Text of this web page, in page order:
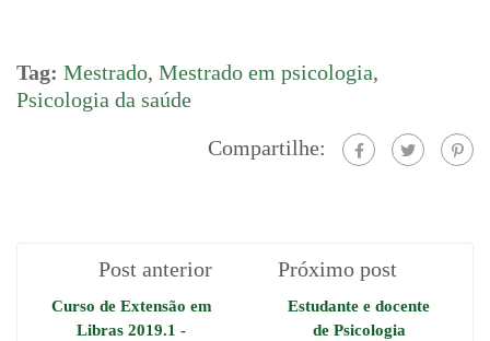
Tag: Mestrado, Mestrado em psicologia,
Psicologia da saúde
Compartilhe:
Post anterior
Curso de Extensão em
Libras 2019.1 -
Próximo post
Estudante e docente
de Psicologia